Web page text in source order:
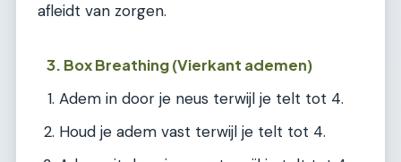
afleidt van zorgen.
3. Box Breathing (Vierkant ademen)
Adem in door je neus terwijl je telt tot 4.
Houd je adem vast terwijl je telt tot 4.